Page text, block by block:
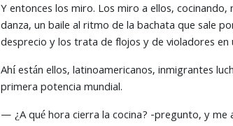
Y entonces los miro. Los miro a ellos,
danza, un baile al ritmo de la bachata que sale
desprecio y los trata de flojos y de violadores
Ahí están ellos, latinoamericanos, inmigrantes
primera potencia mundial.
— ¿A qué hora cierra la cocina? -pregunto, y me